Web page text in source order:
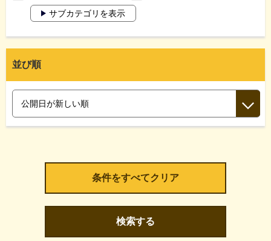
サブカテゴリを表示
並び順
検索する